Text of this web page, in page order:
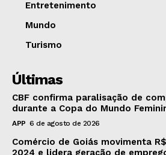
Entretenimento
Mundo
Turismo
Últimas
CBF confirma paralisação de
durante a Copa do Mundo
APP 6 de agosto de 2026
Comércio de Goiás movimenta
2024 e lidera geração de